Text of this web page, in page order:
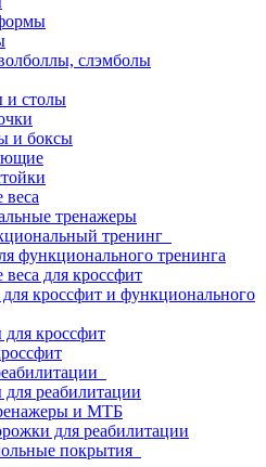
слэмболы
и столы
и боксы
тренажеры
тренинг
функционального тренинга
для кроссфит
кроссфит и функционального
кроссфит
реабилитации
и МТБ
для реабилитации
покрытия